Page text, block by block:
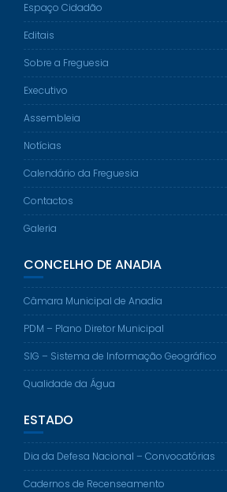
Espaço Cidadão
Editais
Sobre a Freguesia
Executivo
Assembleia
Notícias
Calendário da Freguesia
Contactos
Galeria
CONCELHO DE ANADIA
Câmara Municipal de Anadia
PDM – Plano Diretor Municipal
SIG – Sistema de Informação Geográfico
Qualidade da Água
ESTADO
Dia da Defesa Nacional – Convocatórias
Cadernos de Recenseamento